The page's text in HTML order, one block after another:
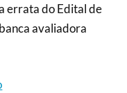
errata do Edital de
avaliadora